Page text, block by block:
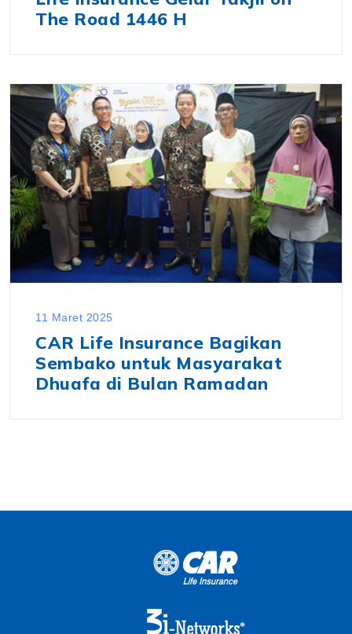
The Road 1446 H
11 Maret 2025
CAR Life Insurance Bagikan
Sembako untuk Masyarakat
Dhuafa di Bulan Ramadan